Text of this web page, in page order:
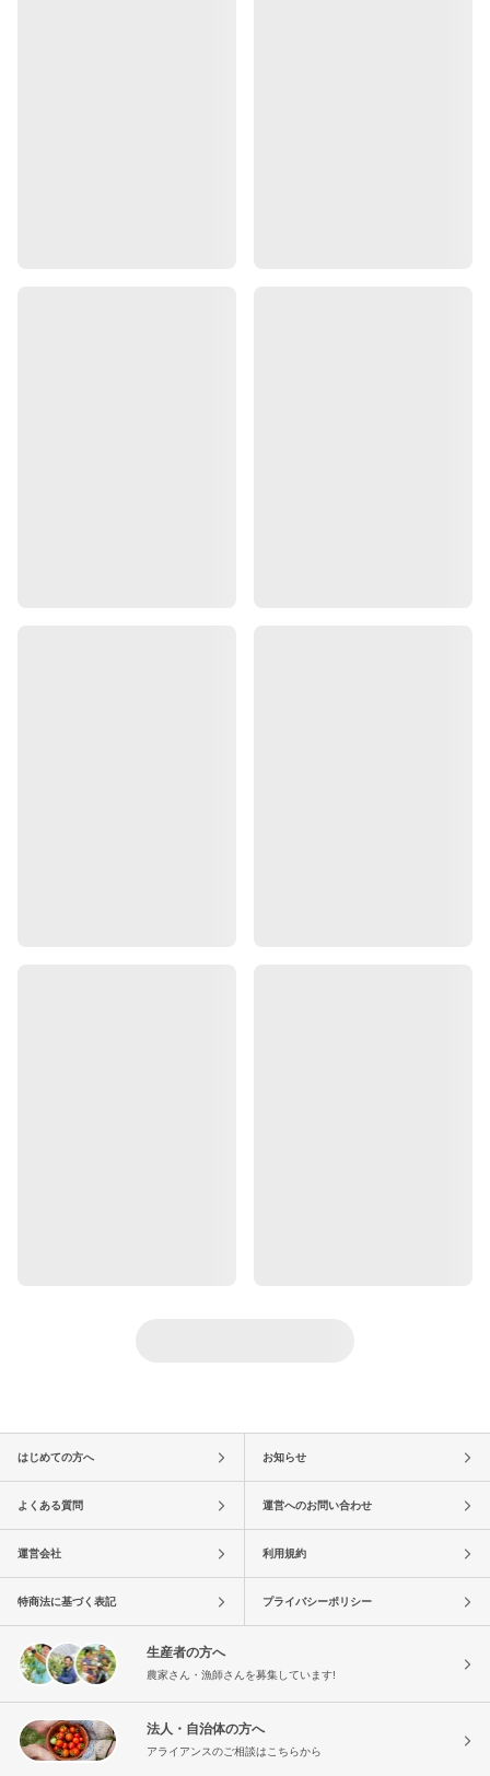
はじめての方へ お知らせ
よくある質問 運営へのお問い合わせ
運営会社 利用規約
特商法に基づく表記 プライバシーポリシー
生産者の方へ
農家さん・漁師さんを募集しています!
法人・自治体の方へ
アライアンスのご相談はこちらから